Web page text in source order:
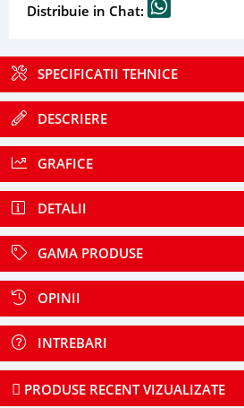
Distribuie in Chat:
SPECIFICATII TEHNICE
DESCRIERE
GRAFICE
DETALII
GAMA PRODUSE
OPINII
INTREBARI
PRODUSE RECENT VIZUALIZATE